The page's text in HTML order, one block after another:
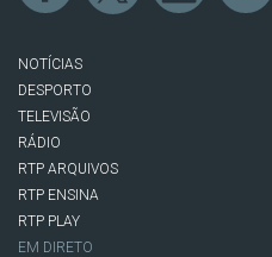
NOTÍCIAS
DESPORTO
TELEVISÃO
RÁDIO
RTP ARQUIVOS
RTP ENSINA
RTP PLAY
EM DIRETO